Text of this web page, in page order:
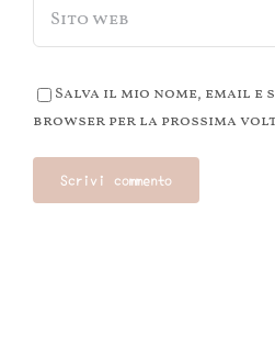
Salva il mio nome, email e
browser per la prossima